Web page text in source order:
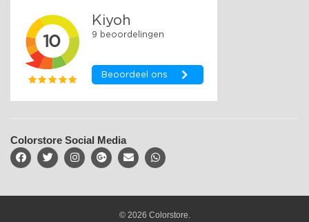
Colorstore Social Media
© 2026 Colorstore.